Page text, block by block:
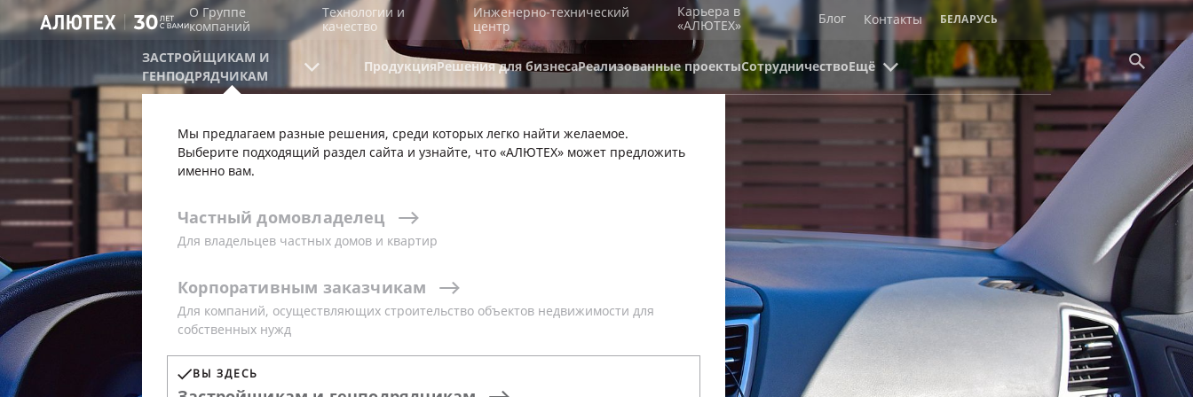
О Группе
компаний
Технологии и
качество
Инженерно-технический
центр
Карьера в
«АЛЮТЕХ» Блог Контакты БЕЛАРУСЬ
ЗАСТРОЙЩИКАМ И
ГЕНПОДРЯДЧИКАМ
Мы предлагаем разные решения, среди которых легко найти желаемое.
Выберите подходящий раздел сайта и узнайте, что «АЛЮТЕХ» может предложить
именно вам.
Частный домовладелец
Для владельцев частных домов и квартир
Корпоративным заказчикам
Для компаний, осуществляющих строительство объектов недвижимости для
собственных нужд
ВЫ ЗДЕСЬ
ПродукцияРешения для бизнесаРеализованные проектыСотрудничествоЕщё
ЭЛЕКТРОПРИВОДЫ
ДЛЯ ВОРОТ